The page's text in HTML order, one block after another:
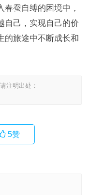
蚕自缚的困境中，
自己，实现自己的价
的旅途中不断成长和
注明出处：
5赞